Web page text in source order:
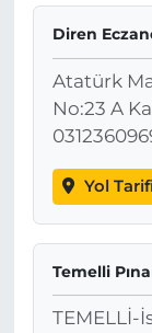
Diren
Atatürk
No:23 A
Yol
Temelli
TEMELLİ-